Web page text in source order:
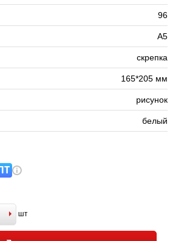
96
А5
скрепка
165*205 мм
рисунок
белый
шт